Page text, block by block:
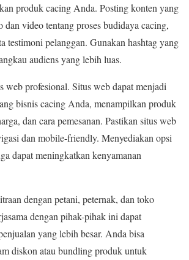
produk cacing Anda. Posting konten yang
dan video tentang proses budidaya cacing,
testimoni pelanggan. Gunakan hashtag yang
audiens yang lebih luas.
web profesional. Situs web dapat menjadi
bisnis cacing Anda, menampilkan produk
dan cara pemesanan. Pastikan situs web
dan mobile-friendly. Menyediakan opsi
dapat meningkatkan kenyamanan
dengan petani, peternak, dan toko
dengan pihak-pihak ini dapat
yang lebih besar. Anda bisa
diskon atau bundling produk untuk